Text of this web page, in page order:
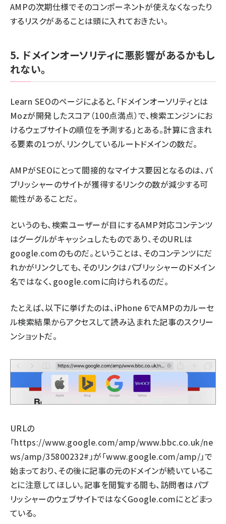
AMPの次期仕様でそのコンポーネントが使えなくなったり
するリスクがあることは頭に入れておきたい。
5. ドメインオーソリティに悪影響があるかもし
れない。
Learn SEOのページによると、「ドメインオーソリティとは
Mozが開発したスコア（100点満点）で、検索エンジンにお
けるウェブサイトの順位を予測する」とある。計算に含まれ
る要素の1つが、リンクしているルートドメインの数だ。
AMPがSEOにとって間接的なマイナス要因となるのは、パ
ブリッシャーのサイトが獲得するリンクの数が減少する可
能性があることだ。
というのも、検索ユーザーが目にするAMP対応コンテンツ
はグーグルがキャッシュしたものであり、そのURLは
google.comのものだ。ということは、そのコンテンツにだ
れかがリンクしても、そのリンクはパブリッシャーのドメイン
名ではなく、google.comに向けられるのだ。
たとえば、以下に挙げたのは、iPhone 6でAMPのカルーセ
ル検索結果からアクセスして読み込まれた記事のスクリー
ンショットだ。
URLの
「https://www.google.com/amp/www.bbc.co.uk/ne
ws/amp/35800232#」が「www.google.com/amp/」で
始まっており、その後に記事の元のドメインが続いているこ
とに注意してほしい。記事を閲覧する間も、訪問者はパブ
リッシャーのウェブサイトではなくGoogle.comにとどまっ
ている。